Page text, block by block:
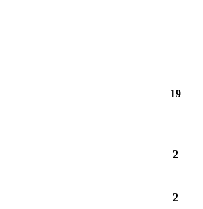
19
2
2